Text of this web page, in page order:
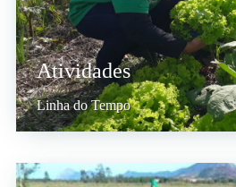
Atividades
Linha do Tempo